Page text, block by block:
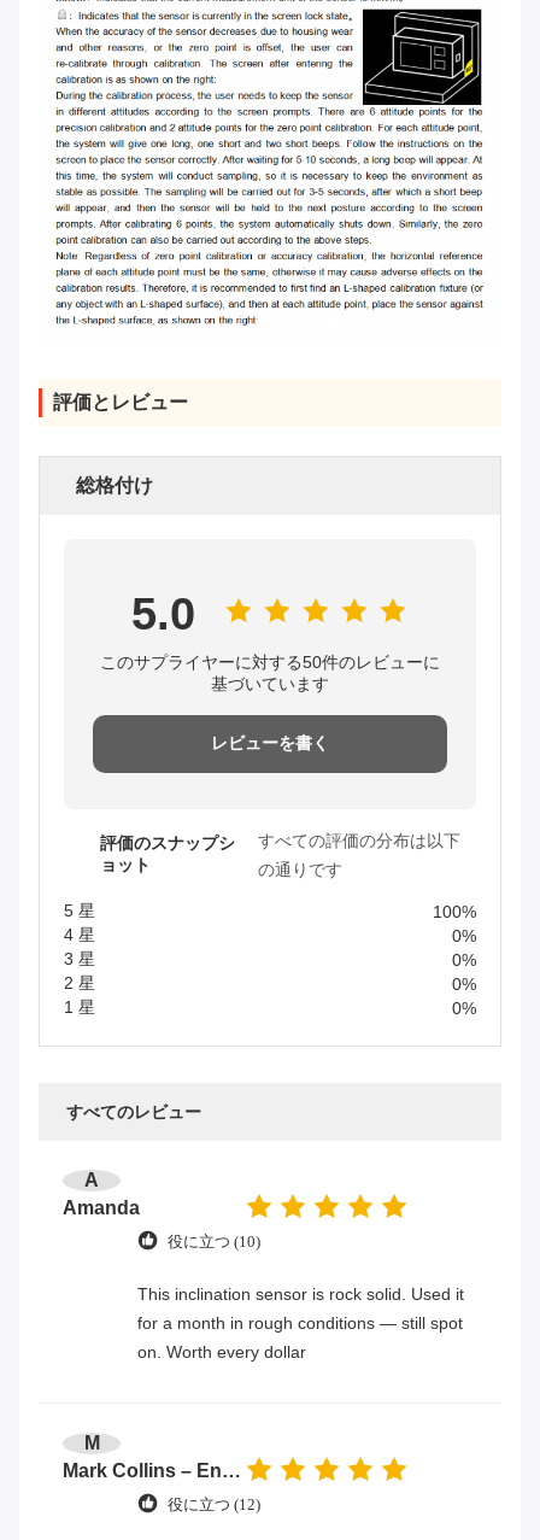
評価とレビュー
総格付け
5.0
このサプライヤーに対する50件のレビューに
基づいています
レビューを書く
評価のスナップシ
ョット
すべての評価の分布は以下
の通りです
5 星
100%
4 星
0%
3 星
0%
2 星
0%
1 星
0%
すべてのレビュー
A
Amanda
役に立つ (10)
This inclination sensor is rock solid. Used it
for a month in rough conditions — still spot
on. Worth every dollar
M
Mark Collins – Engineer
役に立つ (12)